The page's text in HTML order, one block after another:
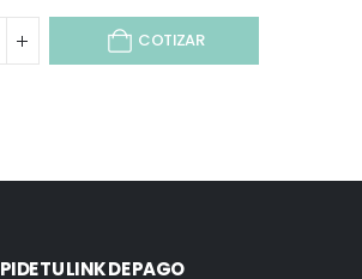
COTIZAR
PIDE TU LINK DE PAGO